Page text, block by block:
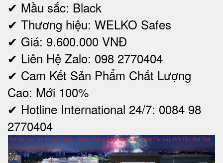
✔ Mầu sắc: Black
✔ Thương hiệu: WELKO Safes
✔ Giá: 9.600.000 VNĐ
✔ Liên Hệ Zalo: 098 2770404
✔ Cam Kết Sản Phẩm Chất Lượng
Cao: Mới 100%
✔ Hotline International 24/7: 0084 98
2770404